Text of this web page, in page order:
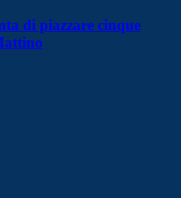
di piazzare cinque